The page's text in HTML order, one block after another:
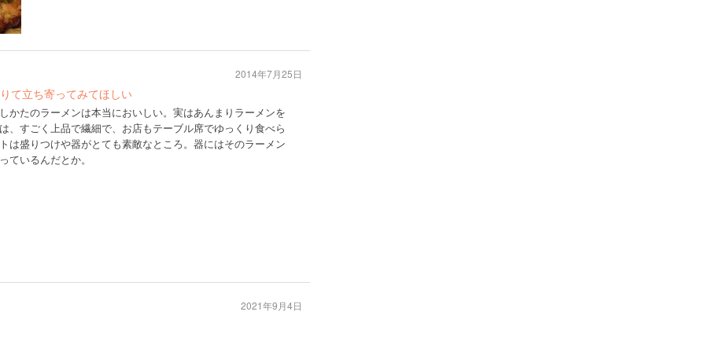
て立ち寄ってみてほしい
かたのラーメンは本当においしい。実はあんまりラーメンを
、すごく上品で繊細で、お店もテーブル席でゆっくり食べら
は盛りつけや器がとても素敵なところ。器にはそのラーメン
ているんだとか。
2014年7月25日
2021年9月4日